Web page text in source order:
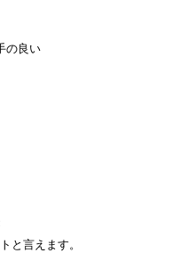
の良い
と言えます。